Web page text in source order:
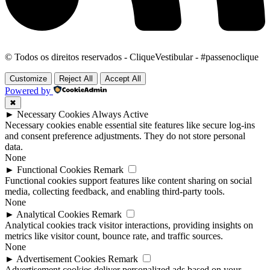
© Todos os direitos reservados - CliqueVestibular - #passenoclique
Customize Reject All Accept All
Powered by
✖
► Necessary Cookies Always Active
Necessary cookies enable essential site features like secure log-ins
and consent preference adjustments. They do not store personal
data.
None
► Functional Cookies Remark
Functional cookies support features like content sharing on social
media, collecting feedback, and enabling third-party tools.
None
► Analytical Cookies Remark
Analytical cookies track visitor interactions, providing insights on
metrics like visitor count, bounce rate, and traffic sources.
None
► Advertisement Cookies Remark